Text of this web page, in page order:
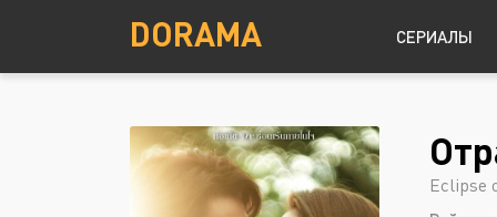
DORAMA СЕРИАЛЫ
Детектив
Драма
Южная Корея
Eclipse